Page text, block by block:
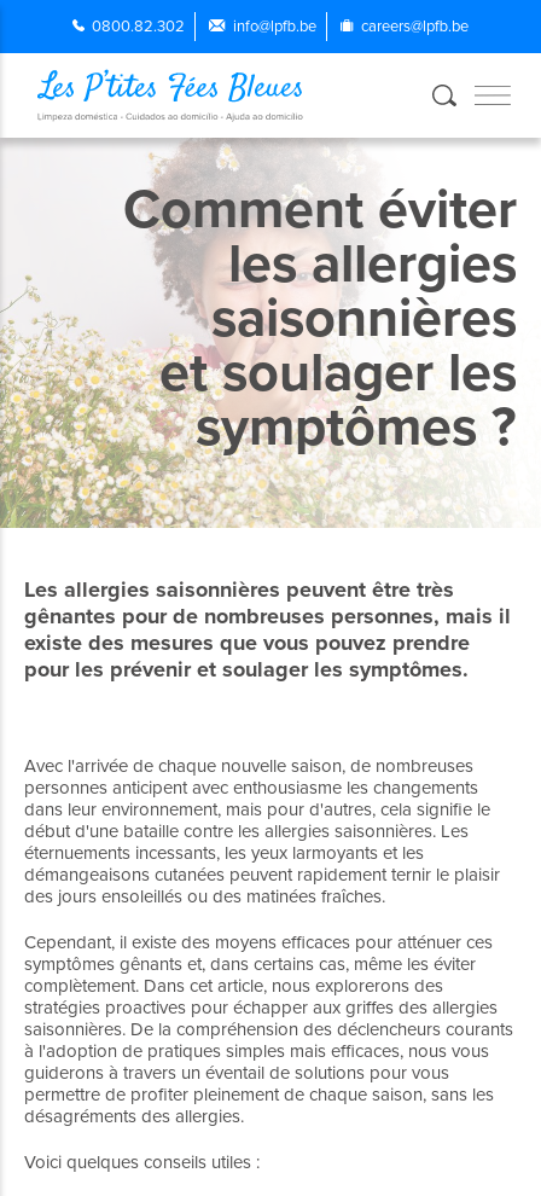
0800.82.302 info@lpfb.be careers@lpfb.be
Comment éviter
les allergies
saisonnières
et soulager les
symptômes ?
Les allergies saisonnières peuvent être très
gênantes pour de nombreuses personnes, mais il
existe des mesures que vous pouvez prendre
pour les prévenir et soulager les symptômes.
Avec l'arrivée de chaque nouvelle saison, de nombreuses
personnes anticipent avec enthousiasme les changements
dans leur environnement, mais pour d'autres, cela signifie le
début d'une bataille contre les allergies saisonnières. Les
éternuements incessants, les yeux larmoyants et les
démangeaisons cutanées peuvent rapidement ternir le plaisir
des jours ensoleillés ou des matinées fraîches.
Cependant, il existe des moyens efficaces pour atténuer ces
symptômes gênants et, dans certains cas, même les éviter
complètement. Dans cet article, nous explorerons des
stratégies proactives pour échapper aux griffes des allergies
saisonnières. De la compréhension des déclencheurs courants
à l'adoption de pratiques simples mais efficaces, nous vous
guiderons à travers un éventail de solutions pour vous
permettre de profiter pleinement de chaque saison, sans les
désagréments des allergies.
Voici quelques conseils utiles :